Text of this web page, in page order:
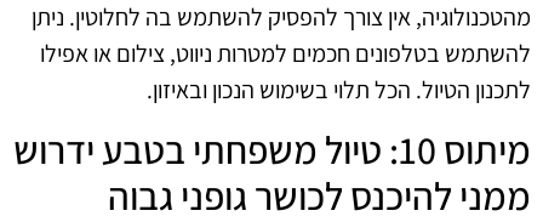
מהטכנולוגיה, אין צורך להפסיק להשתמש בה לחלוטין. ניתן
להשתמש בטלפונים חכמים למטרות ניווט, צילום או אפילו
לתכנון הטיול. הכל תלוי בשימוש הנכון ובאיזון.
מיתוס 10: טיול משפחתי בטבע ידרוש
ממני להיכנס לכושר גופני גבוה